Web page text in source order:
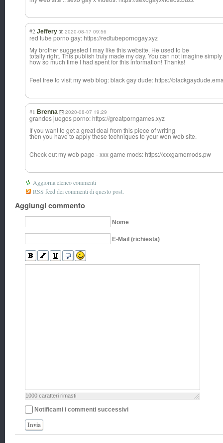
#2 Jeffery 2020-08-17 09:56
red tube porno gay: https://redtubepornogay.xyz
My brother suggested I may like this website. He used to be
totally right. This publish truly made my day. You can not imagine simply
how so much time I had spent for this information! Thanks!
Feel free to visit my web blog: black gay dude: https://
#1 Brenna 2020-08-07 19:29
grandes juegos porno: https://greatporngames.xyz
If you want to get a great deal from this piece of writing
then you have to apply these techniques to your won web site.
Check out my web page - xxx game mods: https://xxxgamemods.pw
Aggiorna elenco commenti
RSS feed dei commenti di questo post.
Aggiungi commento
Nome
E-Mail (richiesta)
1000 caratteri rimasti
Notificami i commenti successivi
Invia